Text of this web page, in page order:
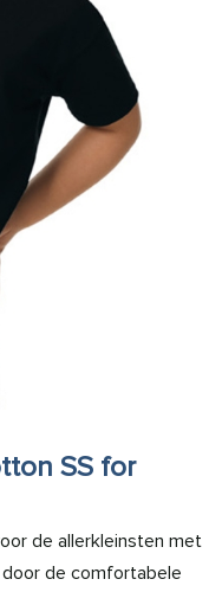
SS for
de allerkleinsten met
de comfortabele